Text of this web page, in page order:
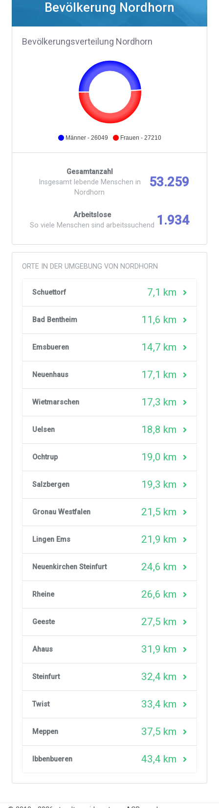
Bevölkerung Nordhorn
Bevölkerungsverteilung Nordhorn
Männer - 26049 Frauen - 27210
Gesamtanzahl
Insgesamt lebende Menschen in
Nordhorn
53.259
Arbeitslose
So viele Menschen sind arbeitssuchend 1.934
ORTE IN DER UMGEBUNG VON NORDHORN
Schuettorf 7,1 km
Bad Bentheim 11,6 km
Emsbueren 14,7 km
Neuenhaus 17,1 km
Wietmarschen 17,3 km
Uelsen 18,8 km
Ochtrup 19,0 km
Salzbergen 19,3 km
Gronau Westfalen 21,5 km
Lingen Ems 21,9 km
Neuenkirchen Steinfurt 24,6 km
Rheine 26,6 km
Geeste 27,5 km
Ahaus 31,9 km
Steinfurt 32,4 km
Twist 33,4 km
Meppen 37,5 km
Ibbenbueren 43,4 km